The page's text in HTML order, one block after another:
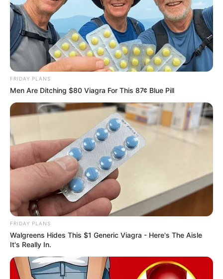
alls24.com
101+ unique Dil chu Jane Wali Shayari 2
Line in hindi
September 12, 2025 byadmin
FRIDAY PLANS
Men Are Ditching $80 Viagra For This 87¢ Blue Pill
FRIDAY PLANS
Walgreens Hides This $1 Generic Viagra - Here's The Aisle
It's Really In.